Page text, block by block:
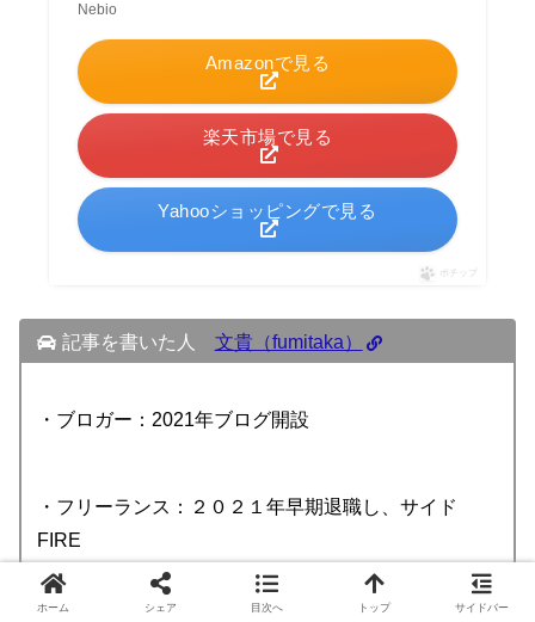
Nebio
Amazonで見る
楽天市場で見る
Yahooショッピングで見る
ポチップ
記事を書いた人 文貴（fumitaka）
・ブロガー：2021年ブログ開設
・フリーランス：２０２１年早期退職し、サイド
FIRE
ホーム シェア 目次へ トップ サイドバー